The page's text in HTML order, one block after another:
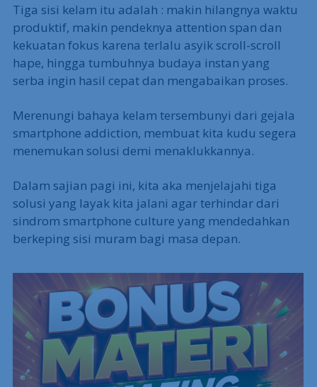
Tiga sisi kelam itu adalah : makin hilangnya waktu
produktif, makin pendeknya attention span dan
kekuatan fokus karena terlalu asyik scroll-scroll
hape, hingga tumbuhnya budaya instan yang
serba ingin hasil cepat dan mengabaikan proses.
Merenungi bahaya kelam tersembunyi dari gejala
smartphone addiction, membuat kita kudu segera
menemukan solusi demi menaklukkannya.
Dalam sajian pagi ini, kita aka menjelajahi tiga
solusi yang layak kita jalani agar terhindar dari
sindrom smartphone culture yang mendedahkan
berkeping sisi muram bagi masa depan.